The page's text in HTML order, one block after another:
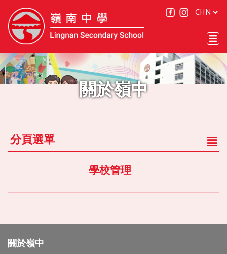
關於嶺中
分頁選單
學校管理
關於嶺中